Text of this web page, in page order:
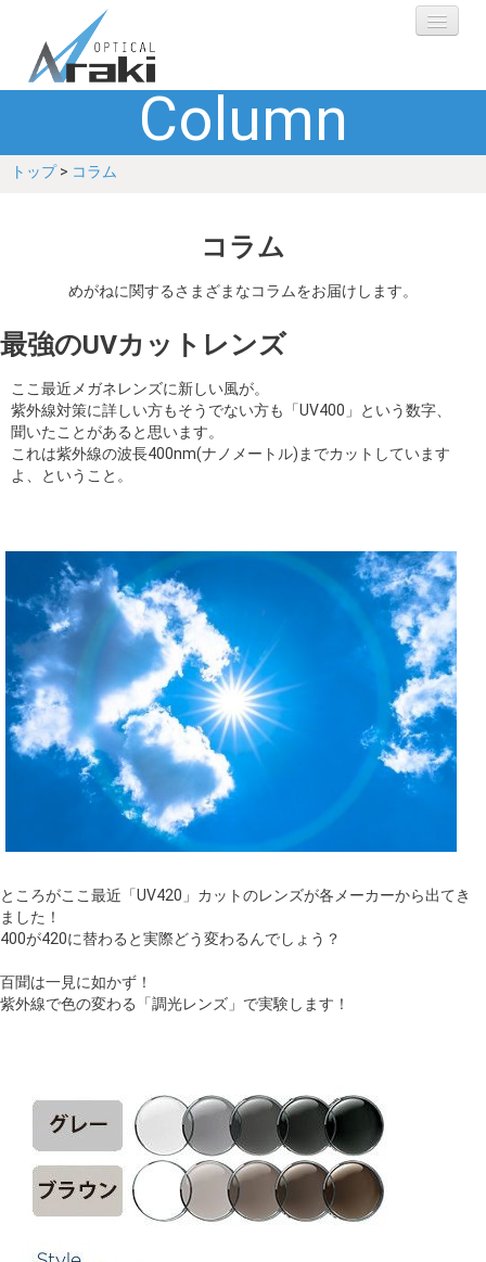
ブランド
補聴器
ショップ
Q&A
お客さまの声
コラム
ブログ
採用
Column
トップ> コラム
コラム
めがねに関するさまざまなコラムをお届けします。
最強のUVカットレンズ
ここ最近メガネレンズに新しい風が。
紫外線対策に詳しい方もそうでない方も「UV400」という数字、
聞いたことがあると思います。
これは紫外線の波長400nm(ナノメートル)までカットしています
よ、ということ。
ところがここ最近「UV420」カットのレンズが各メーカーから出てき
ました！
400が420に替わると実際どう変わるんでしょう？
百聞は一見に如かず！
紫外線で色の変わる「調光レンズ」で実験します！